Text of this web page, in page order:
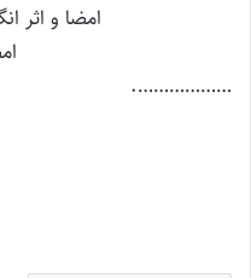
امضا و اثر
امضا و اثر
……………….